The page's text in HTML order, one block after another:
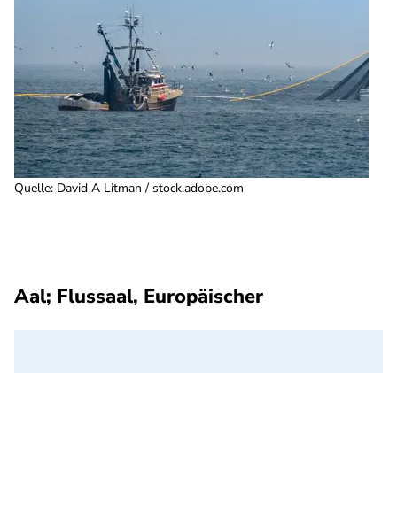
Quelle: David A Litman / stock.adobe.com
Aal; Flussaal, Europäischer